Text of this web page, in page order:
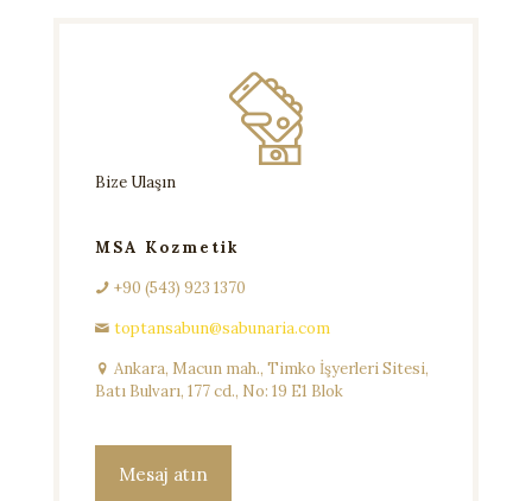
Bize Ulaşın
MSA Kozmetik
+90 (543) 923 1370
toptansabun@sabunaria.com
Ankara, Macun mah., Timko İşyerleri Sitesi,
Batı Bulvarı, 177 cd., No: 19 E1 Blok
Mesaj atın